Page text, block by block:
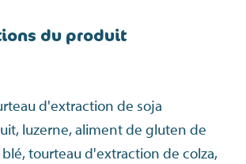
du produit
d'extraction de soja
luzerne, aliment de gluten de
tourteau d'extraction de colza,